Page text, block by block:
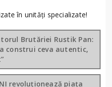
în unități specializate!
Brutăriei Rustik Pan:
construi ceva autentic,
revoluționează piața